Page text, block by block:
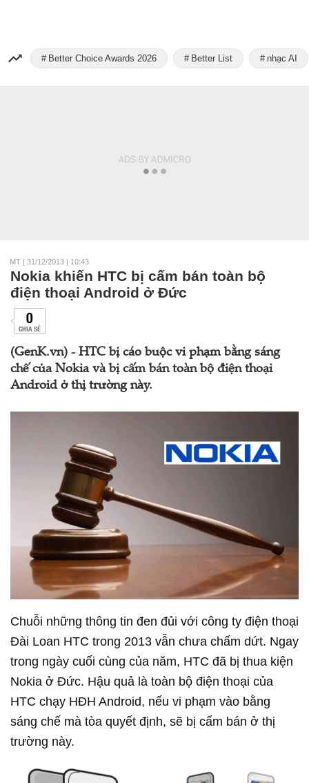
Better Choice Awards 2026 Better List nhạc AI
MT | 31/12/2013 | 10:43
Nokia khiến HTC bị cấm bán toàn bộ
điện thoại Android ở Đức
0
CHIA SẺ
(GenK.vn) - HTC bị cáo buộc vi phạm bằng sáng
chế của Nokia và bị cấm bán toàn bộ điện thoại
Android ở thị trường này.
Chuỗi những thông tin đen đủi với công ty điện thoại
Đài Loan HTC trong 2013 vẫn chưa chấm dứt. Ngay
trong ngày cuối cùng của năm, HTC đã bị thua kiện
Nokia ở Đức. Hậu quả là toàn bộ điện thoại của
HTC chạy HĐH Android, nếu vi phạm vào bằng
sáng chế mà tòa quyết định, sẽ bị cấm bán ở thị
trường này.